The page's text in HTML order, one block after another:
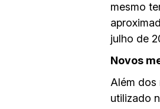
mesmo
julho de
Novos
Além dos
utilizado